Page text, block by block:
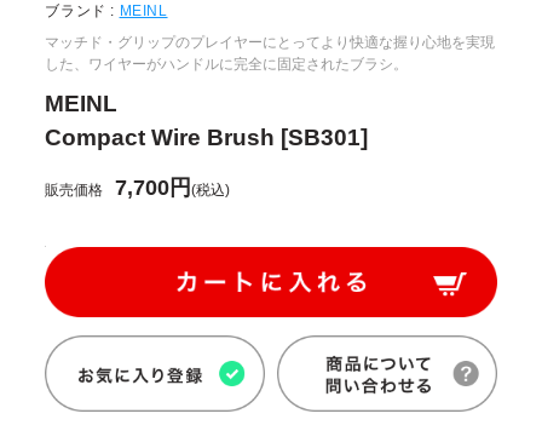
ブランド : MEINL
マッチド・グリップのプレイヤーにとってより快適な握り心地を実現
した、ワイヤーがハンドルに完全に固定されたブラシ。
MEINL
Compact Wire Brush [SB301]
販売価格 7,700円(税込)